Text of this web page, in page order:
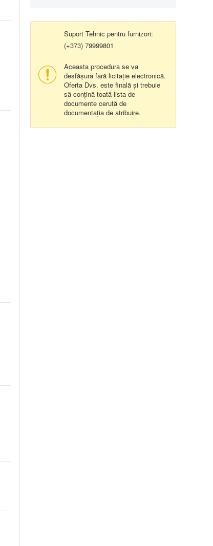
Suport Tehnic pentru furnizori:
(+373) 79999801
Aceasta procedura se va
desfășura fară licitație electronică.
Oferta Dvs. este finală și trebuie
să conțină toată lista de
documente cerută de
documentația de atribuire.